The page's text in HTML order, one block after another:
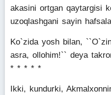
akasini ortgan qaytargisi
uzoqlashgani sayin
Ko`zida yosh bilan,
asra, ollohim!`` deya
* * * * *
Ikki, kundurki,